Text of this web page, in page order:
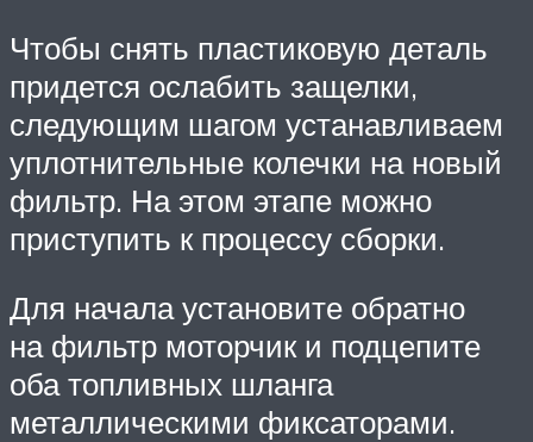
Чтобы снять пластиковую деталь
придется ослабить защелки,
следующим шагом устанавливаем
уплотнительные колечки на новый
фильтр. На этом этапе можно
приступить к процессу сборки.
Для начала установите обратно
на фильтр моторчик и подцепите
оба топливных шланга
металлическими фиксаторами.